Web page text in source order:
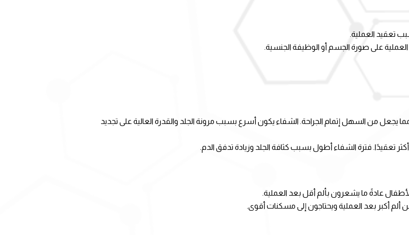
تعقيد العملية.
على صورة الجسم أو الوظيفة الجنسية.
يجعل من السهل إتمام الجراحة. الشفاء يكون أسرع بسبب مرونة الجلد والقدرة العالية على تجديد
تعقيدًا. فترة الشفاء أطول بسبب كثافة الجلد وزيادة تدفق الدم.
عادةً ما يشعرون بألم أقل بعد العملية.
ألم أكبر بعد العملية ويحتاجون إلى مسكنات أقوى.